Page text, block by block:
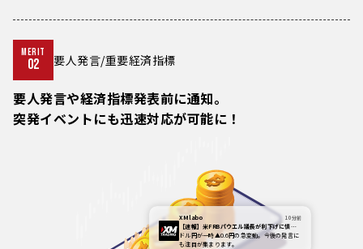
MERIT
02 要人発言/重要経済指標
要人発言や経済指標発表前に通知。
突発イベントにも迅速対応が可能に！
XM labo 10分前
【速報】米FRBパウエル議長が利下げに慎重
な姿勢を示す発言
ドル円が一時▲0.6円の急変動。今後の発言に
も注目が集まります。